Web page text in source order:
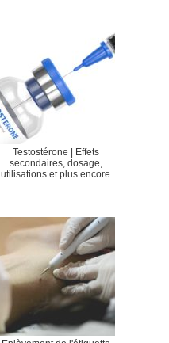
Testostérone | Effets
secondaires, dosage,
utilisations et plus encore